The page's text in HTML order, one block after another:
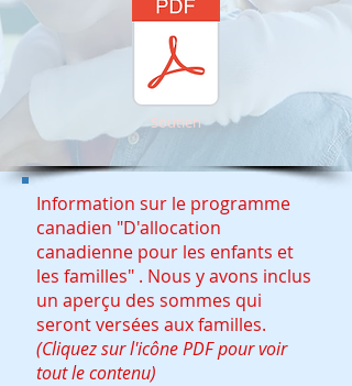
Soutien
Information sur le programme
canadien "D'allocation
canadienne pour les enfants et
les familles" . Nous y avons inclus
un aperçu des sommes qui
seront versées aux familles.
(Cliquez sur l'icône PDF pour voir
tout le contenu)